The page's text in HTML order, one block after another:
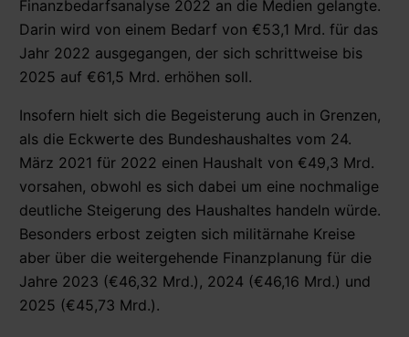
Finanzbedarfsanalyse 2022 an die Medien gelangte.
Darin wird von einem Bedarf von €53,1 Mrd. für das
Jahr 2022 ausgegangen, der sich schrittweise bis
2025 auf €61,5 Mrd. erhöhen soll.
Insofern hielt sich die Begeisterung auch in Grenzen,
als die Eckwerte des Bundeshaushaltes vom 24.
März 2021 für 2022 einen Haushalt von €49,3 Mrd.
vorsahen, obwohl es sich dabei um eine nochmalige
deutliche Steigerung des Haushaltes handeln würde.
Besonders erbost zeigten sich militärnahe Kreise
aber über die weitergehende Finanzplanung für die
Jahre 2023 (€46,32 Mrd.), 2024 (€46,16 Mrd.) und
2025 (€45,73 Mrd.).